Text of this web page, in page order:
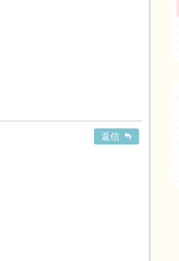
返信